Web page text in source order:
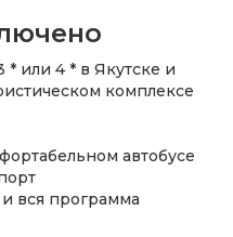
или 4 * в Якутске и
комплексе
автобусе
вся программа